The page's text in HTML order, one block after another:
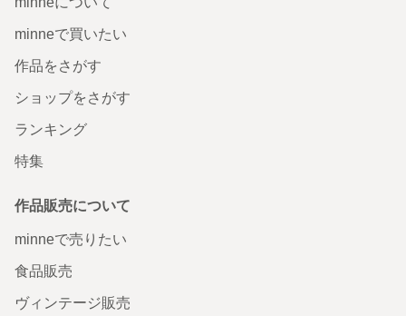
minneで買いたい
作品をさがす
ショップをさがす
ランキング
特集
作品販売について
minneで売りたい
食品販売
ヴィンテージ販売